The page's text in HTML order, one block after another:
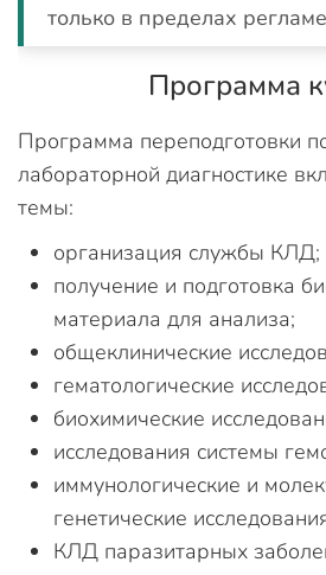
только в пределах
Программа
Программа переподготовки
лабораторной диагностике
темы:
организация службы КЛД;
получение и подготовка
материала для анализа;
общеклинические
гематологические
биохимические
исследования системы
иммунологические и
генетические
КЛД паразитарных